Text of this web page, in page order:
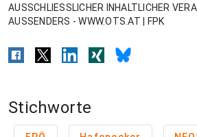
AUSSCHLIESSLICHER INHALTLICHER
AUSSENDERS - WWW.OTS.AT | FPK
Stichworte